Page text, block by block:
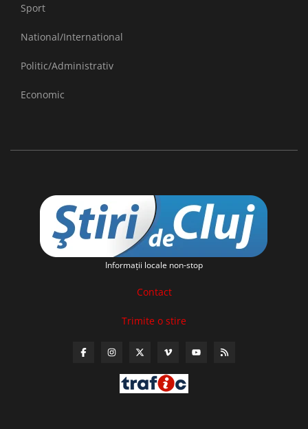
Sport
National/International
Politic/Administrativ
Economic
Informaţii locale non-stop
Contact
Trimite o stire